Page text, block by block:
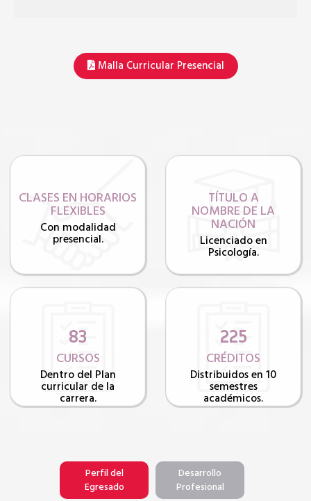
Malla Curricular Presencial
CLASES EN HORARIOS
FLEXIBLES
Con modalidad
presencial.
TÍTULO A
NOMBRE DE LA
NACIÓN
Licenciado en
Psicología.
83
CURSOS
Dentro del Plan
curricular de la
carrera.
225
CRÉDITOS
Distribuidos en 10
semestres
académicos.
Perfil del
Egresado
Desarrollo
Profesional